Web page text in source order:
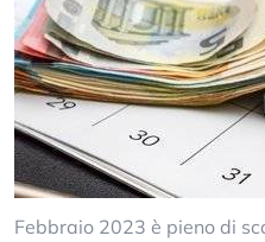
Febbraio 2023 è pieno di